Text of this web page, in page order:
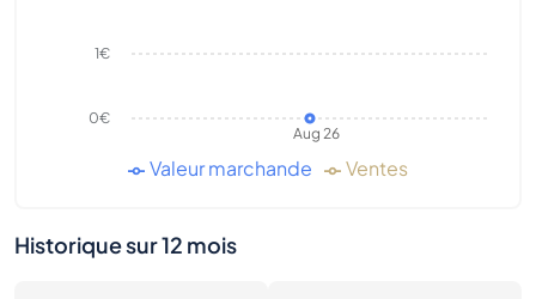
Aug 26
0€
1€
Valeur marchande Ventes
Historique sur 12 mois